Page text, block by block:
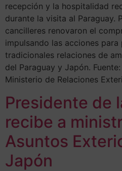
recepción y la hospitalidad
durante la visita al Paraguay.
cancilleres renovaron el
impulsando las acciones
tradicionales relaciones de
del Paraguay y Japón.
Ministerio de Relaciones
Presidente de
recibe a
Asuntos
Japón